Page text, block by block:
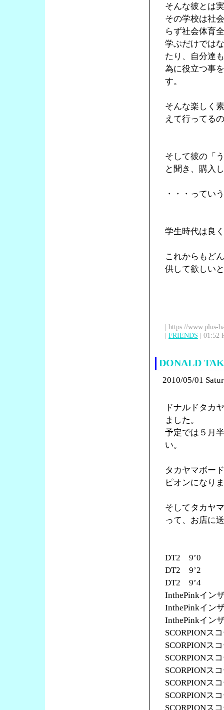
そんな彼とは
その学校は社
らず社会体育
学ぶだけでは
たり、自分達
為に役立つ事
す。
そんな楽しく
えて行ってる
そして彼の「
と聞き、購入
・・・ってい
学生時代は良
これからもど
供して欲しい
| https://www.plus-
| FRIENDS | 01:52
DONALD
2010/05/01
ドナルドタカ
ました。
予定では５月
い。
タカヤマボー
ピオンになり
そしてタカヤ
って、お店に
DT2 9’0
DT2 9’2
DT2 9’4
InthePinkイン
InthePinkイン
InthePinkイン
SCORPIONス
SCORPIONス
SCORPIONス
SCORPIONス
SCORPIONス
SCORPIONス
SCORPIONス